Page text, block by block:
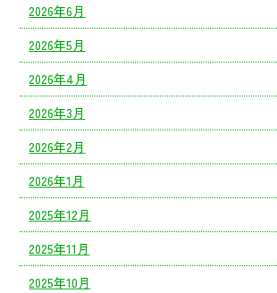
2026年6月
2026年5月
2026年4月
2026年3月
2026年2月
2026年1月
2025年12月
2025年11月
2025年10月